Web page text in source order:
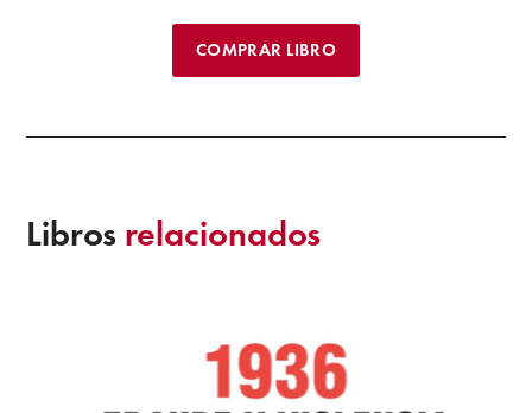
COMPRAR LIBRO
Libros relacionados